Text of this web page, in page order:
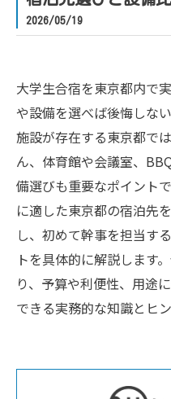
2026/05/19
大学生合宿を東京都内で
や設備を選べば後悔しな
施設が存在する東京都で
ん、体育館や会議室、
備選びも重要なポイント
に適した東京都の宿泊先
し、初めて幹事を担当す
トを具体的に解説します
り、予算や利便性、用途
できる実務的な知識とヒ